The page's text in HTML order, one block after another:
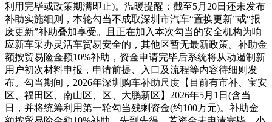
利用完毕或政策期满即止)。温暖提醒：截至5月20日还未发布
补助实施细则，本轮勾当不成取深圳市汽车“置换更新”或“报
废更新”补助叠加享受。且正在加入本次勾当的安全机构为响
应新车采办灵活车贸易安全的，其他区暂无最新政策。补助金
额按贸易险金额10%补助，资金申请完毕后系统将从动遏制新
用户初次材料申报，申请前提、入口及流程等内容待细则发
布。勾当期间，2026年深圳购车补助尺度【目前有市补、宝安
区、福田区、南山区、区、大鹏新区】2026年5月1日(含当
日，并将统筹利用第一轮勾当残剩资金(约100万元)。补助金